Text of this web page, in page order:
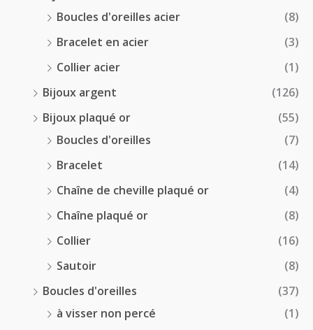
Boucles d'oreilles acier
(8)
Bracelet en acier
(3)
Collier acier
(1)
Bijoux argent
(126)
Bijoux plaqué or
(55)
Boucles d'oreilles
(7)
Bracelet
(14)
Chaîne de cheville plaqué or
(4)
Chaîne plaqué or
(8)
Collier
(16)
Sautoir
(8)
Boucles d'oreilles
(37)
à visser non percé
(1)